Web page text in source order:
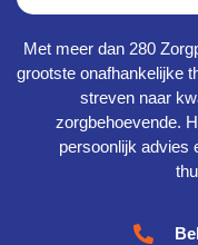
Met meer dan 280
grootste onafhankelijke
streven naar
zorgbehoevende.
persoonlijk advies